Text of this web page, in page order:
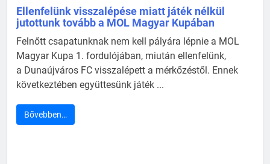
Ellenfelünk visszalépése miatt játék nélkül
jutottunk tovább a MOL Magyar Kupában
Felnőtt csapatunknak nem kell pályára lépnie a MOL
Magyar Kupa 1. fordulójában, miután ellenfelünk,
a Dunaújváros FC visszalépett a mérkőzéstől. Ennek
következtében együttesünk játék ...
Bővebben…